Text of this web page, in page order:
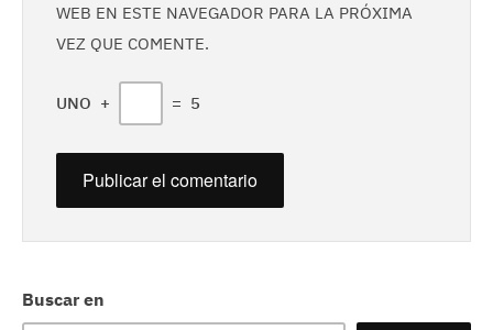
Buscar en
WEB EN ESTE NAVEGADOR PARA LA PRÓXIMA
VEZ QUE COMENTE.
UNO + = 5